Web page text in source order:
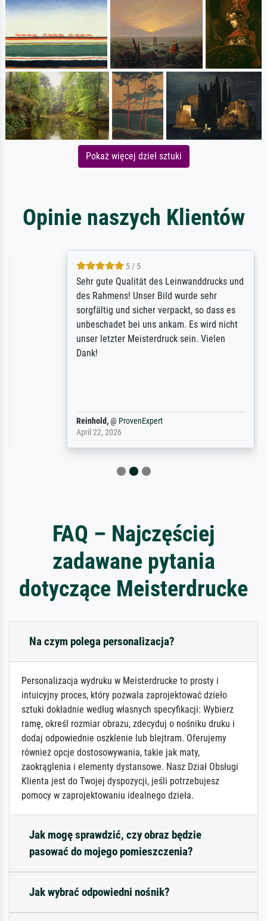
Pokaż więcej dzieł sztuki
Opinie naszych Klientów
5 / 5
Sehr gute Qualität des Leinwanddrucks und
des Rahmens! Unser Bild wurde sehr
sorgfältig und sicher verpackt, so dass es
unbeschadet bei uns ankam. Es wird nicht
unser letzter Meisterdruck sein. Vielen
Reinhold,@ProvenExpert
April 22, 2026
FAQ – Najczęściej
zadawane pytania
dotyczące Meisterdrucke
Na czym polega personalizacja?
Personalizacja wydruku w Meisterdrucke to prosty i
intuicyjny proces, który pozwala zaprojektować dzieło
sztuki dokładnie według własnych specyfikacji: Wybierz
ramę, określ rozmiar obrazu, zdecyduj o nośniku druku i
dodaj odpowiednie oszklenie lub blejtram. Oferujemy
również opcje dostosowywania, takie jak maty,
zaokrąglenia i elementy dystansowe. Nasz Dział Obsługi
Klienta jest do Twojej dyspozycji, jeśli potrzebujesz
pomocy w zaprojektowaniu idealnego dzieła.
Jak mogę sprawdzić, czy obraz będzie
pasować do mojego pomieszczenia?
Jak wybrać odpowiedni nośnik?